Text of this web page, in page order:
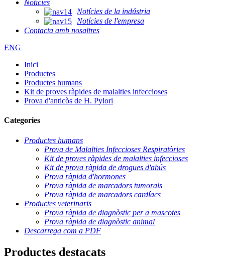
Notícies
Notícies de la indústria
Notícies de l'empresa
Contacta amb nosaltres
ENG
Inici
Productes
Productes humans
Kit de proves ràpides de malalties infeccioses
Prova d'anticòs de H. Pylori
Categories
Productes humans
Prova de Malalties Infeccioses Respiratòries
Kit de proves ràpides de malalties infeccioses
Kit de prova ràpida de drogues d'abús
Prova ràpida d'hormones
Prova ràpida de marcadors tumorals
Prova ràpida de marcadors cardíacs
Productes veterinaris
Prova ràpida de diagnòstic per a mascotes
Prova ràpida de diagnòstic animal
Descarrega com a PDF
Productes destacats